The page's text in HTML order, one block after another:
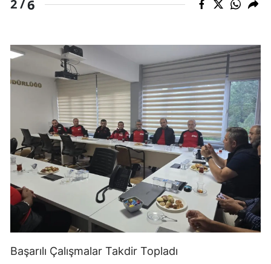
2 /6
Başarılı Çalışmalar Takdir Topladı